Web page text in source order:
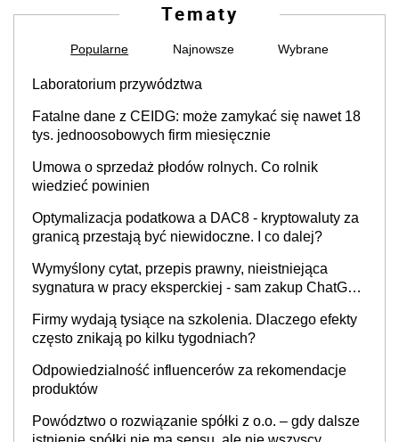
Tematy
Popularne Najnowsze Wybrane
Laboratorium przywództwa
Fatalne dane z CEIDG: może zamykać się nawet 18
tys. jednoosobowych firm miesięcznie
Umowa o sprzedaż płodów rolnych. Co rolnik
wiedzieć powinien
Optymalizacja podatkowa a DAC8 - kryptowaluty za
granicą przestają być niewidoczne. I co dalej?
Wymyślony cytat, przepis prawny, nieistniejąca
sygnatura w pracy eksperckiej - sam zakup ChatGPT
Firmy wydają tysiące na szkolenia. Dlaczego efekty
często znikają po kilku tygodniach?
Odpowiedzialność influencerów za rekomendacje
produktów
Powództwo o rozwiązanie spółki z o.o. – gdy dalsze